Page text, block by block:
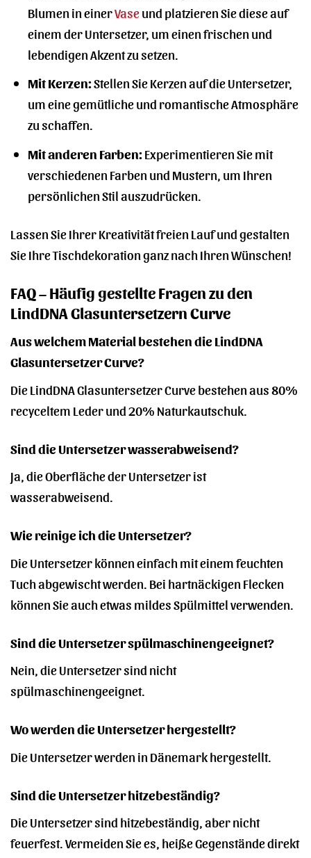
Blumen in einerVaseund platzieren Sie diese auf
einem der Untersetzer, um einen frischen und
lebendigen Akzent zu setzen.
Mit Kerzen:Stellen Sie Kerzen auf die Untersetzer,
um eine gemütliche und romantische Atmosphäre
zu schaffen.
Mit anderen Farben:Experimentieren Sie mit
verschiedenen Farben und Mustern, um Ihren
persönlichen Stil auszudrücken.
Lassen Sie Ihrer Kreativität freien Lauf und gestalten
Sie Ihre Tischdekoration ganz nach Ihren Wünschen!
FAQ – Häufig gestellte Fragen zu den
LindDNA Glasuntersetzern Curve
Aus welchem Material bestehen die LindDNA
Glasuntersetzer Curve?
Die LindDNA Glasuntersetzer Curve bestehen aus 80%
recyceltem Leder und 20% Naturkautschuk.
Sind die Untersetzer wasserabweisend?
Ja, die Oberfläche der Untersetzer ist
wasserabweisend.
Wie reinige ich die Untersetzer?
Die Untersetzer können einfach mit einem feuchten
Tuch abgewischt werden. Bei hartnäckigen Flecken
können Sie auch etwas mildes Spülmittel verwenden.
Sind die Untersetzer spülmaschinengeeignet?
Nein, die Untersetzer sind nicht
spülmaschinengeeignet.
Wo werden die Untersetzer hergestellt?
Die Untersetzer werden in Dänemark hergestellt.
Sind die Untersetzer hitzebeständig?
Die Untersetzer sind hitzebeständig, aber nicht
feuerfest. Vermeiden Sie es, heiße Gegenstände direkt